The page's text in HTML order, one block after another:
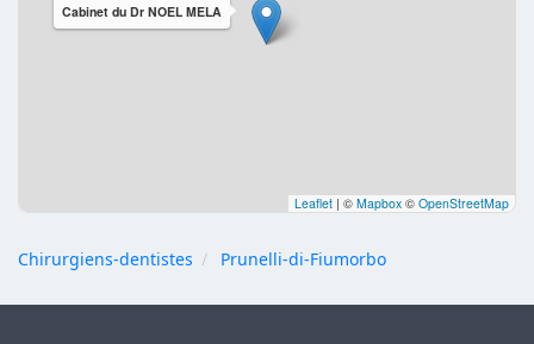
Cabinet du Dr NOEL MELA
Leaflet | © Mapbox © OpenStreetMap
Chirurgiens-dentistes Prunelli-di-Fiumorbo